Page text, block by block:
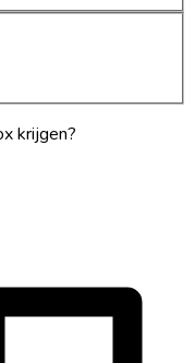
krijgen?